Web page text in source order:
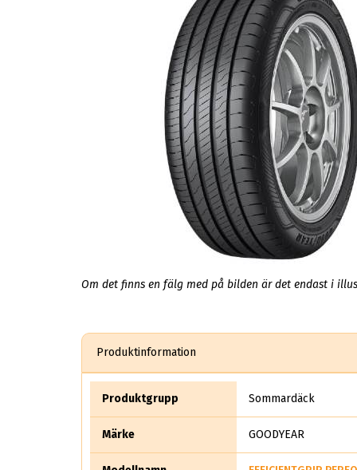
Om det finns en fälg med på bilden är det endast i
Produktinformation
Produktgrupp Sommardäck
Märke GOODYEAR